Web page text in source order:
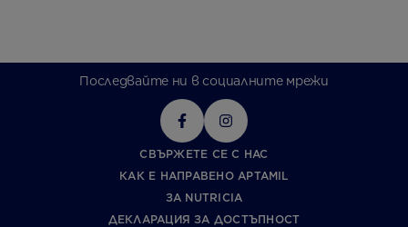
Последвайте ни в социалните мрежи
СВЪРЖЕТЕ СЕ С НАС
КАК Е НАПРАВЕНО APTAMIL
ЗА NUTRICIA
ДЕКЛАРАЦИЯ ЗА ДОСТЪПНОСТ